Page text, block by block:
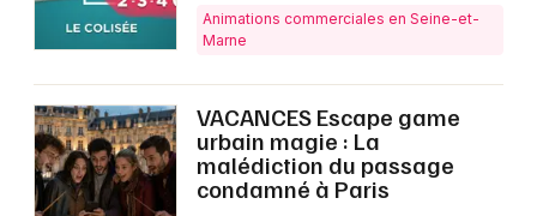
Foires & salons
Concerts
Sports
Montpellier
Nantes
Nice
Paris
Animations commerciales en Seine-et-
Marne
VACANCES Escape game
urbain magie : La
malédiction du passage
condamné à Paris